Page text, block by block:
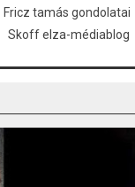
Fricz tamás gondolatai
Skoff elza-médiablog